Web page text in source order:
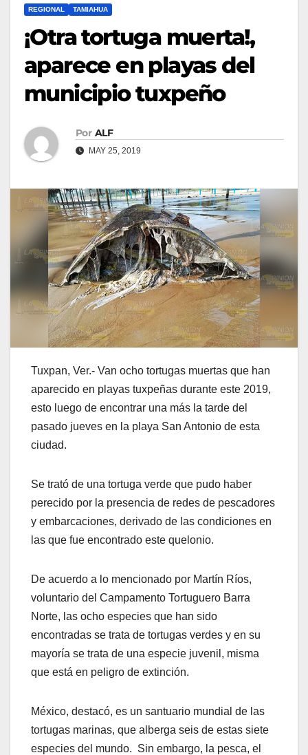
REGIONAL TAMIAHUA
¡Otra tortuga muerta!,
aparece en playas del
municipio tuxpeño
Por ALF
MAY 25, 2019
Tuxpan, Ver.- Van ocho tortugas muertas que han
aparecido en playas tuxpeñas durante este 2019,
esto luego de encontrar una más la tarde del
pasado jueves en la playa San Antonio de esta
ciudad.
Se trató de una tortuga verde que pudo haber
perecido por la presencia de redes de pescadores
y embarcaciones, derivado de las condiciones en
las que fue encontrado este quelonio.
De acuerdo a lo mencionado por Martín Ríos,
voluntario del Campamento Tortuguero Barra
Norte, las ocho especies que han sido
encontradas se trata de tortugas verdes y en su
mayoría se trata de una especie juvenil, misma
que está en peligro de extinción.
México, destacó, es un santuario mundial de las
tortugas marinas, que alberga seis de estas siete
especies del mundo. Sin embargo, la pesca, el